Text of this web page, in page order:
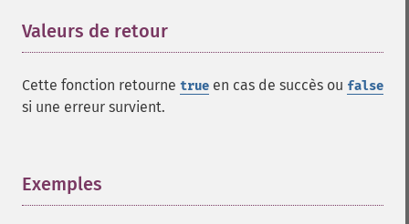
Valeurs de retour
Cette fonction retourne true en cas de succès ou false
si une erreur survient.
Exemples